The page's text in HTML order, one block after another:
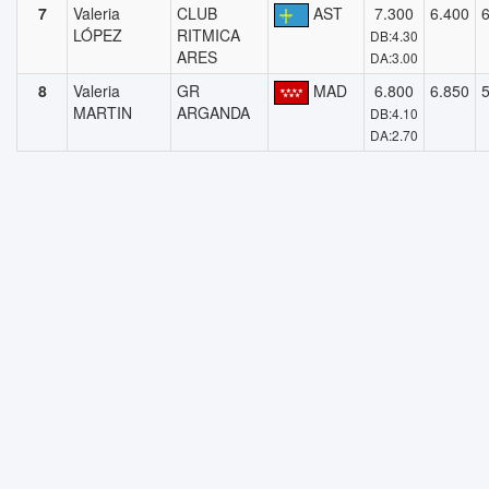
7
Valeria
LÓPEZ
CLUB
RITMICA
ARES
AST 7.300
DB:4.30
DA:3.00
6.400
8
Valeria
MARTIN
GR
ARGANDA
MAD 6.800
DB:4.10
DA:2.70
6.850